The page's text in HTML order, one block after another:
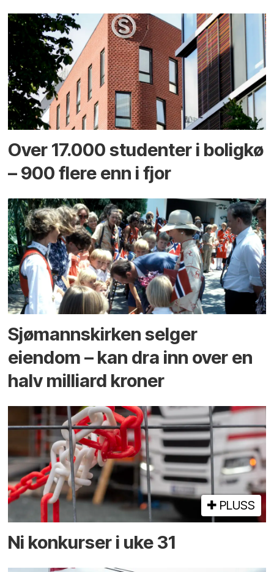
Over 17.000 studenter i boligkø
– 900 flere enn i fjor
Sjømannskirken selger
eiendom – kan dra inn over en
halv milliard kroner
PLUSS
Ni konkurser i uke 31